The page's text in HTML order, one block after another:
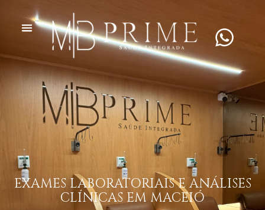
EXAMES LABORATORIAIS E ANÁLISES
CLÍNICAS EM MACEIÓ